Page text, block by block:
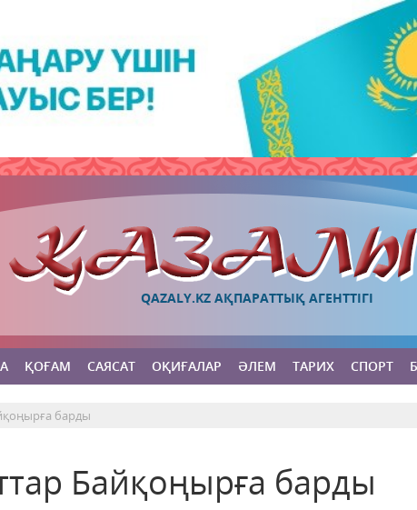
QAZALY.KZ АҚПАРАТТЫҚ АГЕНТТІГІ
ҚОҒАМ САЯСАТ ОҚИҒАЛАР ӘЛЕМ ТАРИХ СПОРТ
барды
Байқоңырға барды